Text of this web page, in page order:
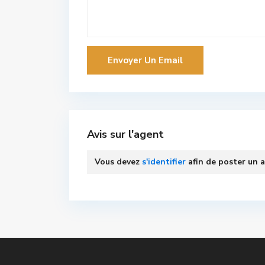
Avis sur l'agent
Vous devez s'identifier afin de poster un